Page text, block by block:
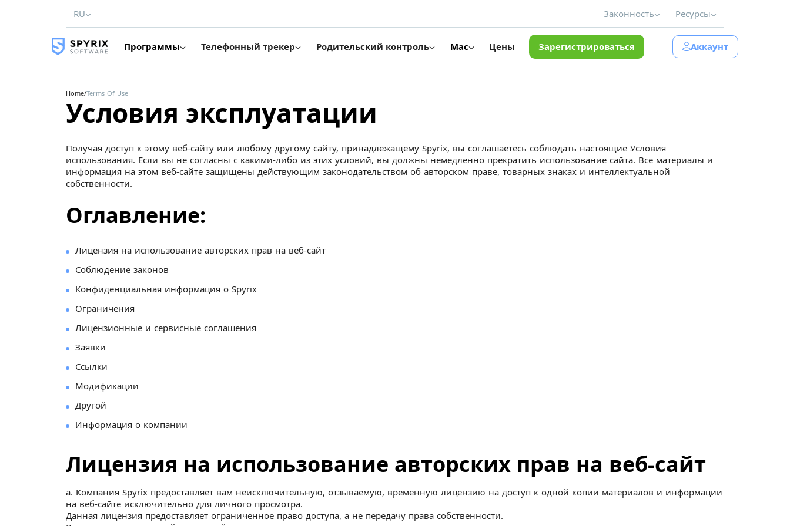
RU Законность Ресурсы
Программы Телефонный трекер Родительский контроль Mac Цены Зарегистрироваться Аккаунт
Home/Terms Of Use
Условия эксплуатации
Получая доступ к этому веб-сайту или любому другому сайту, принадлежащему Spyrix, вы соглашаетесь соблюдать настоящие Условия
использования. Если вы не согласны с какими-либо из этих условий, вы должны немедленно прекратить использование сайта. Все материалы и
информация на этом веб-сайте защищены действующим законодательством об авторском праве, товарных знаках и интеллектуальной
собственности.
Оглавление:
Лицензия на использование авторских прав на веб-сайт
Соблюдение законов
Конфиденциальная информация о Spyrix
Ограничения
Лицензионные и сервисные соглашения
Заявки
Ссылки
Модификации
Другой
Информация о компании
Лицензия на использование авторских прав на веб-сайт
а. Компания Spyrix предоставляет вам неисключительную, отзываемую, временную лицензию на доступ к одной копии материалов и информации
на веб-сайте исключительно для личного просмотра.
Данная лицензия предоставляет ограниченное право доступа, а не передачу права собственности.